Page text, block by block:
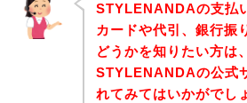
STYLENANDAの支払
カードや代引、銀行振
どうかを知りたい方は
STYLENANDAの公式
れてみてはいかがでし